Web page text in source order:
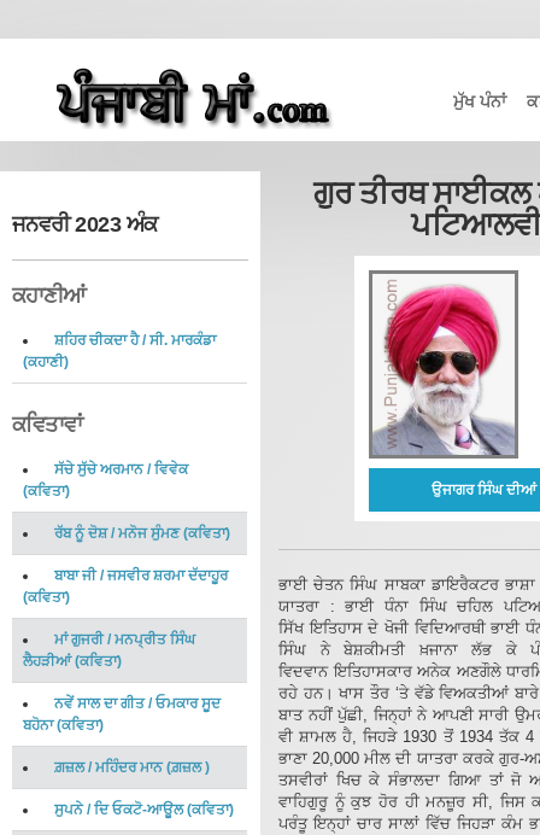
ਮੁੱਖ ਪੰਨਾਂ
ਜਨਵਰੀ 2023 ਅੰਕ
ਕਹਾਣੀਆਂ
ਸ਼ਹਿਰ ਚੀਕਦਾ ਹੈ/ਸੀ. ਮਾਰਕੰਡਾ
(ਕਹਾਣੀ)
ਕਵਿਤਾਵਾਂ
ਸੱਚੇ ਸੁੱਚੇ ਅਰਮਾਨ/ਵਿਵੇਕ
(ਕਵਿਤਾ)
ਰੱਬ ਨੂੰ ਦੋਸ਼/ ਮਨੋਜ ਸੁੰਮਣ(ਕਵਿਤਾ)
ਬਾਬਾ ਜੀ/ਜਸਵੀਰ ਸ਼ਰਮਾ ਦੱਦਾਹੂਰ
(ਕਵਿਤਾ)
ਮਾਂ ਗੁਜਰੀ/ ਮਨਪ੍ਰੀਤ ਸਿੰਘ
ਲੈਹੜੀਆਂ(ਕਵਿਤਾ)
ਨਵੇਂ ਸਾਲ ਦਾ ਗੀਤ/ਓਮਕਾਰ ਸੂਦ
ਬਹੋਨਾ(ਕਵਿਤਾ)
ਗ਼ਜ਼ਲ/ ਮਹਿੰਦਰ ਮਾਨ(ਗ਼ਜ਼ਲ)
ਸੁਪਨੇ/ਦਿ ਓਕਟੋ-ਆਊਲ(ਕਵਿਤਾ)
ਗੁਰ ਤੀਰਥ ਸਾਈਕਲ
ਉਜਾਗਰ ਸਿੰਘ
ਭਾਈ ਚੇਤਨ ਸਿੰਘ ਸਾਬਕਾ ਡਾਇਰੈਕਟਰ
ਯਾਤਰਾ : ਭਾਈ ਧੰਨਾ ਸਿੰਘ ਚਹਿਲ
ਸਿੱਖ ਇਤਿਹਾਸ ਦੇ ਖੋਜੀ ਵਿਦਿਆਰਥੀ ਭਾਈ
ਸਿੰਘ ਨੇ ਬੇਸ਼ਕੀਮਤੀ ਖ਼ਜਾਨਾ ਲੱਭ ਕੇ
ਵਿਦਵਾਨ ਇਤਿਹਾਸਕਾਰ ਅਨੇਕ ਅਣਗੌਲੇ
ਰਹੇ ਹਨ। ਖਾਸ ਤੌਰ ‘ਤੇ ਵੱਡੇ ਵਿਅਕਤੀਆਂ
ਬਾਤ ਨਹੀਂ ਪੁੱਛੀ, ਜਿਨ੍ਹਾਂ ਨੇ ਆਪਣੀ ਸਾਰੀ
ਵੀ ਸ਼ਾਮਲ ਹੈ, ਜਿਹੜੇ 1930 ਤੋਂ 1934 ਤੱਕ
ਭਾਣਾ 20,000 ਮੀਲ ਦੀ ਯਾਤਰਾ ਕਰਕੇ ਗੁਰ-
ਤਸਵੀਰਾਂ ਖਿਚ ਕੇ ਸੰਭਾਲਦਾ ਗਿਆ ਤਾਂ ਜੋ
ਵਾਹਿਗੁਰੂ ਨੂੰ ਕੁਝ ਹੋਰ ਹੀ ਮਨਜ਼ੂਰ ਸੀ,
ਪਰੰਤੂ ਇਨ੍ਹਾਂ ਚਾਰ ਸਾਲਾਂ ਵਿੱਚ ਜਿਹੜਾ